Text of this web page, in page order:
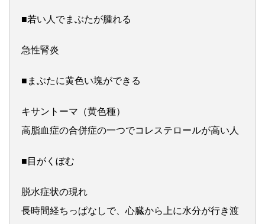
■若い人でまぶたが腫れる
急性腎炎
■まぶたに黄色い塊ができる
キサントーマ（黄色種）
高脂血症の合併症の一つでコレステロールが高い人
■目がくぼむ
脱水症状の現れ
長時間経ちっぱなしで、心臓から上に水分が行き渡